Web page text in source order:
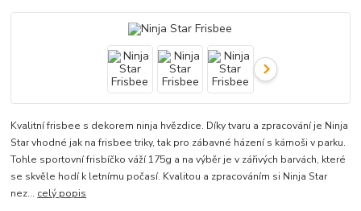
Kvalitní frisbee s dekorem ninja hvězdice. Díky tvaru a zpracování je Ninja
Star vhodné jak na frisbee triky, tak pro zábavné házení s kámoši v parku.
Tohle sportovní frisbíčko váží 175g a na výběr je v zářivých barvách, které
se skvěle hodí k letnímu počasí. Kvalitou a zpracováním si Ninja Star
nez... celý popis